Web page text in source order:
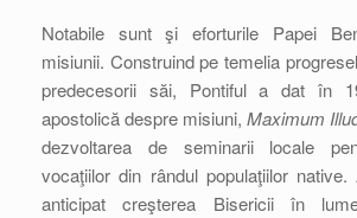
Notabile sunt şi eforturile Papei
misiunii. Construind pe temelia
predecesorii săi, Pontiful a dat în
apostolică despre misiuni, Maximum
dezvoltarea de seminarii locale
vocaţiilor din rândul populaţiilor
anticipat creşterea Bisericii în